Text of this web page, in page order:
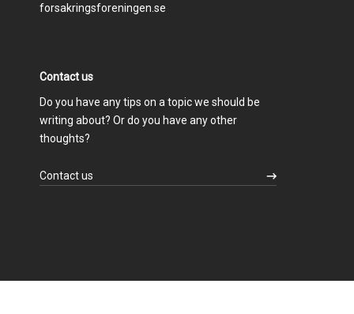
forsakringsforeningen.se
Contact us
Do you have any tips on a topic we should be
writing about? Or do you have any other
thoughts?
Contact us